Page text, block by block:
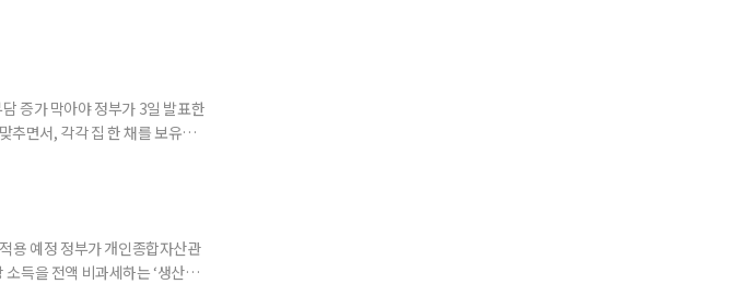
증가 막아야 정부가 3일 발표한
추면서, 각각 집 한 채를 보유한
혼해 주거와 생계를 분
용 예정 정부가 개인종합자산관
득을 전액 비과세하는 ‘생산적